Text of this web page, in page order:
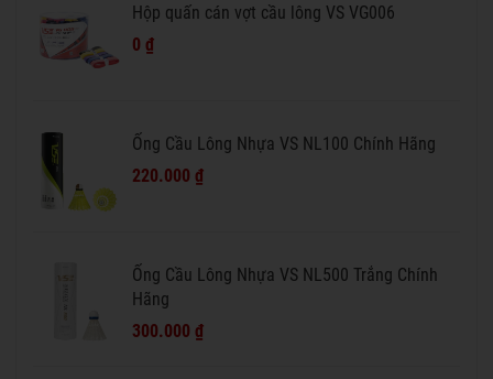
Hộp quấn cán vợt cầu lông VS VG006
0 ₫
Ống Cầu Lông Nhựa VS NL100 Chính Hãng
220.000 ₫
Ống Cầu Lông Nhựa VS NL500 Trắng Chính
Hãng
300.000 ₫